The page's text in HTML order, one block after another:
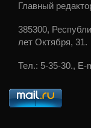
Главный
385300,
лет Октября, 31.
Тел.: 5-35-30., E-